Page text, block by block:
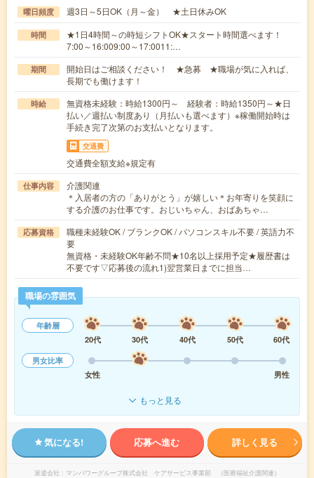
曜日頻度 週3日～5日OK（月～金） ★土日休みOK
時間
★1日4時間～の時短シフトOK★スタート時間選べます！
7:00～16:009:00～17:0011:…
期間
開始日はご相談ください！ ★急募 ★職場が気に入れば、
長期でも働けます！
時給
無資格未経験：時給1300円～ 経験者：時給1350円～★日
払い／週払い制度あり（月払いも選べます）※稼働開始時は
手続き完了次第のお支払いとなります。
交通費
交通費全額支給※規定有
仕事内容
介護関連
＊入居者の方の「ありがとう」が嬉しい＊お年寄りを笑顔に
する介護のお仕事です。おじいちゃん、おばあちゃ…
応募資格
職種未経験OK / ブランクOK / パソコンスキル不要 / 英語力不
要
無資格・未経験OK年齢不問★10名以上採用予定★履歴書は
不要です▽応募後の流れ1)翌営業日までに担当…
職場の雰囲気
年齢層
20代
30代 40代 50代
60代
男女比率
女性
男性
もっと見る
気になる! 応募へ進む 詳しく見る
派遣会社 マンパワーグループ株式会社 ケアサービス事業部 （医療福祉介護関連）